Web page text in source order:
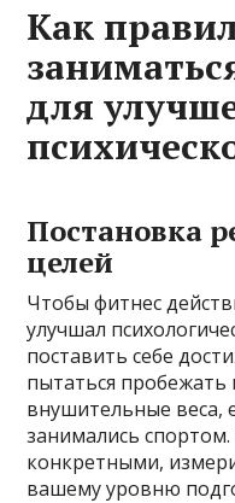
Как
для
Постановка
целей
Чтобы фитнес
улучшал
поставить себе
пытаться
внушительные веса,
занимались
конкретными,
вашему уровню